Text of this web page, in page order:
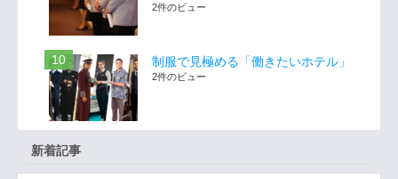
2件のビュー
制服で見極める「働きたいホテル」
2件のビュー
新着記事